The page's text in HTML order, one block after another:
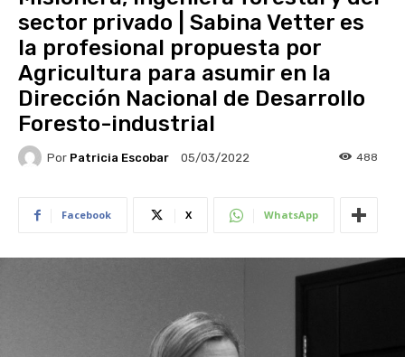
sector privado | Sabina Vetter es
la profesional propuesta por
Agricultura para asumir en la
Dirección Nacional de Desarrollo
Foresto-industrial
Por Patricia Escobar 05/03/2022 488
Facebook X WhatsApp